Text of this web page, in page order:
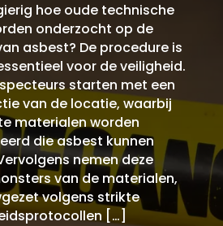
hoe oude technische
onderzocht op de
asbest? De procedure is
voor de veiligheid.
starten met een
van de locatie, waarbij
materialen worden
die asbest kunnen
nemen deze
van de materialen,
volgens strikte
[…]